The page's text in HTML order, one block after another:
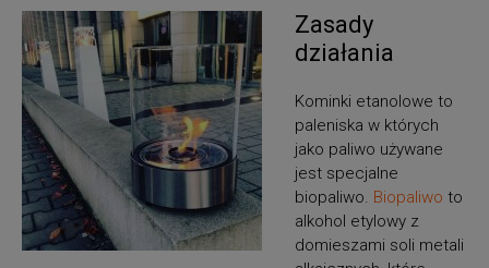
Zasady
działania
Kominki etanolowe to
paleniska w których
jako paliwo używane
jest specjalne
biopaliwo. Biopaliwo to
alkohol etylowy z
domieszami soli metali